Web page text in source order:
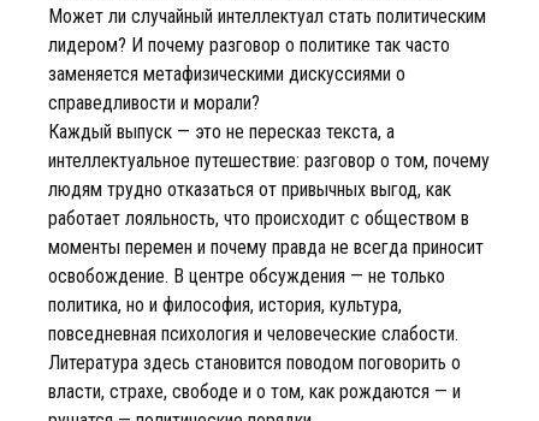
Может ли случайный интеллектуал стать политическим
лидером? И почему разговор о политике так часто
заменяется метафизическими дискуссиями о
справедливости и морали?
Каждый выпуск — это не пересказ текста, а
интеллектуальное путешествие: разговор о том, почему
людям трудно отказаться от привычных выгод, как
работает лояльность, что происходит с обществом в
моменты перемен и почему правда не всегда приносит
освобождение. В центре обсуждения — не только
политика, но и философия, история, культура,
повседневная психология и человеческие слабости.
Литература здесь становится поводом поговорить о
власти, страхе, свободе и о том, как рождаются — и